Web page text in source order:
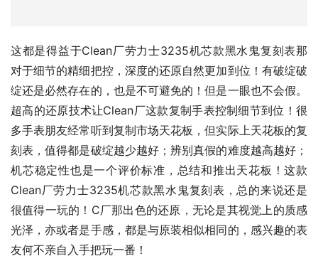
这都是得益于Clean厂劳力士3235机芯款黑水鬼复刻表那
对于细节的精细把控，深度的还原自然更加到位！有破绽破
绽还是必然存在的，也是不可避免的！但是一眼也不会假。
超高的还原技术让Clean厂这款复制手表控制细节到位！很
多手表朋友经常听到复制市场天花板，但实际上天花板的复
刻表，值得都是破绽越少越好；辨别真假的难度越高越好；
机芯稳定性也是一个评价标准，总结和推出天花板！这款
Clean厂劳力士3235机芯款黑水鬼复刻表，总的来说还是
很值得一玩的！C厂那出色的还原，无论是其视觉上的质感
光泽，亦或者是手感，都是与原装相似相同的，感兴趣的表
友何不亲自入手把玩一番！